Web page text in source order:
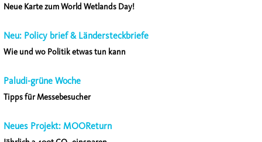
Neue Karte zum World Wetlands Day!
Neu: Policy brief & Ländersteckbriefe
Wie und wo Politik etwas tun kann
Paludi-grüne Woche
Tipps für Messebesucher
Neues Projekt: MOOReturn